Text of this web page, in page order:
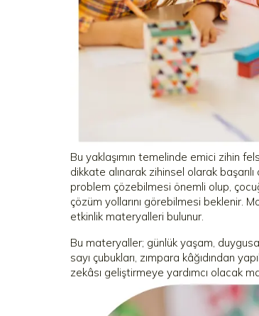
Bu yaklaşımın temelinde emici zihin
dikkate alınarak zihinsel olarak
problem çözebilmesi önemli olup,
çözüm yollarını görebilmesi beklenir.
etkinlik materyalleri bulunur.
Bu materyaller; günlük yaşam,
sayı çubukları, zımpara kâğıdından
zekâsı geliştirmeye yardımcı olacak